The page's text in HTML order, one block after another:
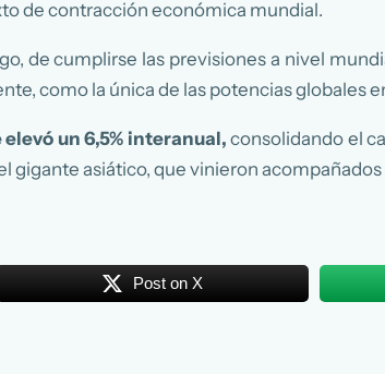
de contracción económica mundial.
de cumplirse las previsiones a nivel
como la única de las potencias globales
un 6,5% interanual,consolidando el
gigante asiático, que vinieron
Post on X